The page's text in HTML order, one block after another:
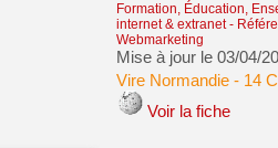
Formation, Éducation,
internet & extranet-
Webmarketing
Mise à jour le 03/04/
Vire Normandie- 14
Voir la fiche